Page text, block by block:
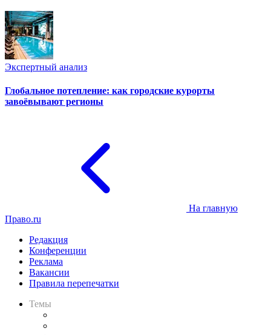
Экспертный анализ
Глобальное потепление: как городские курорты
завоёвывают регионы
На главную
Право.ru
Редакция
Конференции
Реклама
Вакансии
Правила перепечатки
Темы